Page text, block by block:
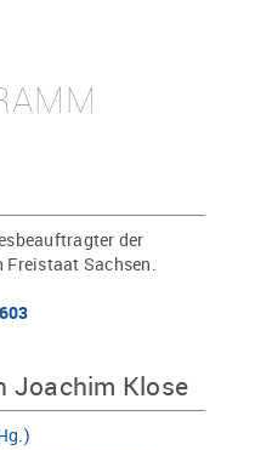
der
Freistaat Sachsen.
Joachim Klose